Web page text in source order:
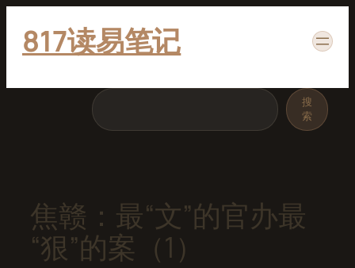
817读易笔记
搜
索
焦赣：最“文”的官办最
“狠”的案（1）